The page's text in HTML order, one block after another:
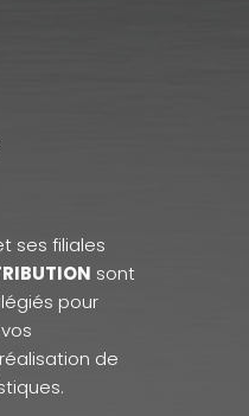
ses filiales
sont
pour
de